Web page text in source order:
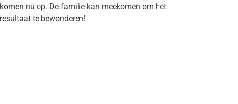
komen nu op. De familie kan meekomen om het
resultaat te bewonderen!